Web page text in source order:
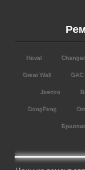
Haval
Great Wall GAC
Jaecoo
DongFeng